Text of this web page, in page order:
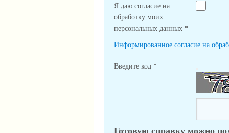
Я даю согласие на
обработку моих
персональных данных *
Информированное согласие на
Введите код *
Готовую справку можно